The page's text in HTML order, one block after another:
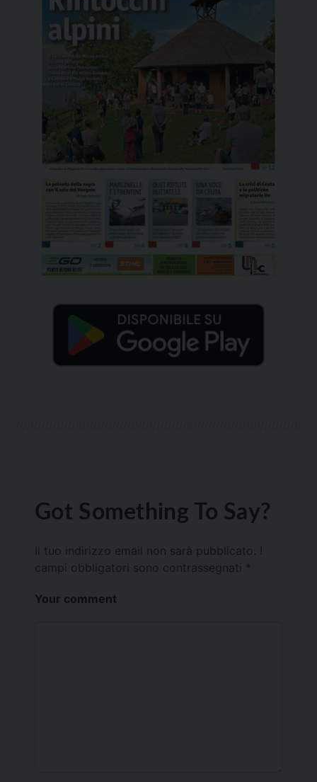
Got Something To Say?
Il tuo indirizzo email non sarà pubblicato.
campi obbligatori sono contrassegnati *
Your comment